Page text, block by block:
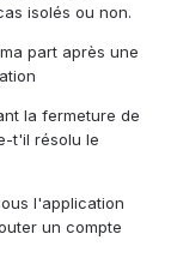
isolés ou non.
part après une
la fermeture de
t'il résolu le
l'application
un compte